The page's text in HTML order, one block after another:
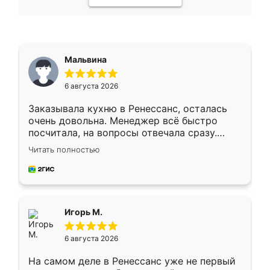
Мальвина
6 августа 2026
Заказывала кухню в Ренессанс, осталась
очень довольна. Менеджер всё быстро
посчитала, на вопросы отвечала сразу.
Замерщик приехал в субботу, подошёл к
делу со всей ответственностью. Собрали
за день, ребята работали аккуратно, даже
Читать полностью
Игорь М.
6 августа 2026
На самом деле в Ренессанс уже не первый